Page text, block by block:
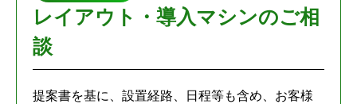
レイアウト・導入マシンのご相
談
提案書を基に、設置経路、日程等も含め、お客様